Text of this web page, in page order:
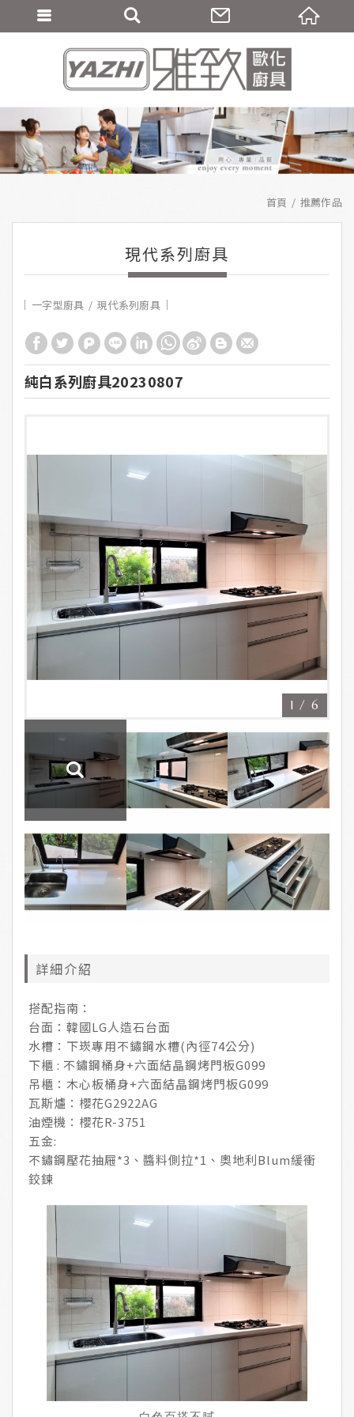
首頁 推薦作品
現代系列廚具
一字型廚具 現代系列廚具
純白系列廚具20230807
1 / 6
詳細介紹
搭配指南：
台面：韓國LG人造石台面
水槽：下崁專用不鏽鋼水槽(內徑74公分)
下櫃 : 不鏽鋼桶身+六面結晶鋼烤門板G099
吊櫃：木心板桶身+六面結晶鋼烤門板G099
瓦斯爐：櫻花G2922AG
油煙機：櫻花R-3751
五金:
不鏽鋼壓花抽屜*3、醬料側拉*1、奧地利Blum緩衝
鉸鍊